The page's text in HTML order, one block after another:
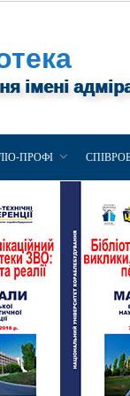
імені
ПРОФІ